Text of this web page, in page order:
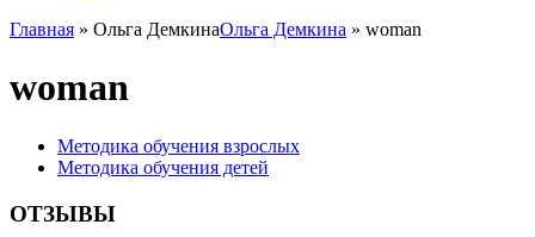
Главная » Ольга ДемкинаОльга Демкина » woman
woman
Методика обучения взрослых
Методика обучения детей
ОТЗЫВЫ